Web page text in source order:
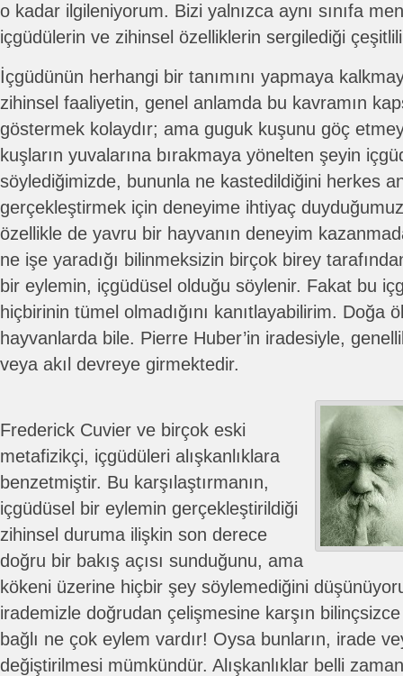
o kadar ilgileniyorum. Bizi yalnızca aynı sınıfa
içgüdülerin ve zihinsel özelliklerin sergilediği
İçgüdünün herhangi bir tanımını yapmaya
zihinsel faaliyetin, genel anlamda bu kavramın
göstermek kolaydır; ama guguk kuşunu göç
kuşların yuvalarına bırakmaya yönelten şeyin
söylediğimizde, bununla ne kastedildiğini herkes
gerçekleştirmek için deneyime ihtiyaç
özellikle de yavru bir hayvanın deneyim
ne işe yaradığı bilinmeksizin birçok birey
bir eylemin, içgüdüsel olduğu söylenir. Fakat bu
hiçbirinin tümel olmadığını kanıtlayabilirim. Doğa
hayvanlarda bile. Pierre Huber’in iradesiyle,
veya akıl devreye girmektedir.
Frederick Cuvier ve birçok eski
metafizikçi, içgüdüleri alışkanlıklara
benzetmiştir. Bu karşılaştırmanın,
içgüdüsel bir eylemin gerçekleştirildiği
zihinsel duruma ilişkin son derece
doğru bir bakış açısı sunduğunu, ama
kökeni üzerine hiçbir şey söylemediğini
irademizle doğrudan çelişmesine karşın
bağlı ne çok eylem vardır! Oysa bunların, irade
değiştirilmesi mümkündür. Alışkanlıklar belli